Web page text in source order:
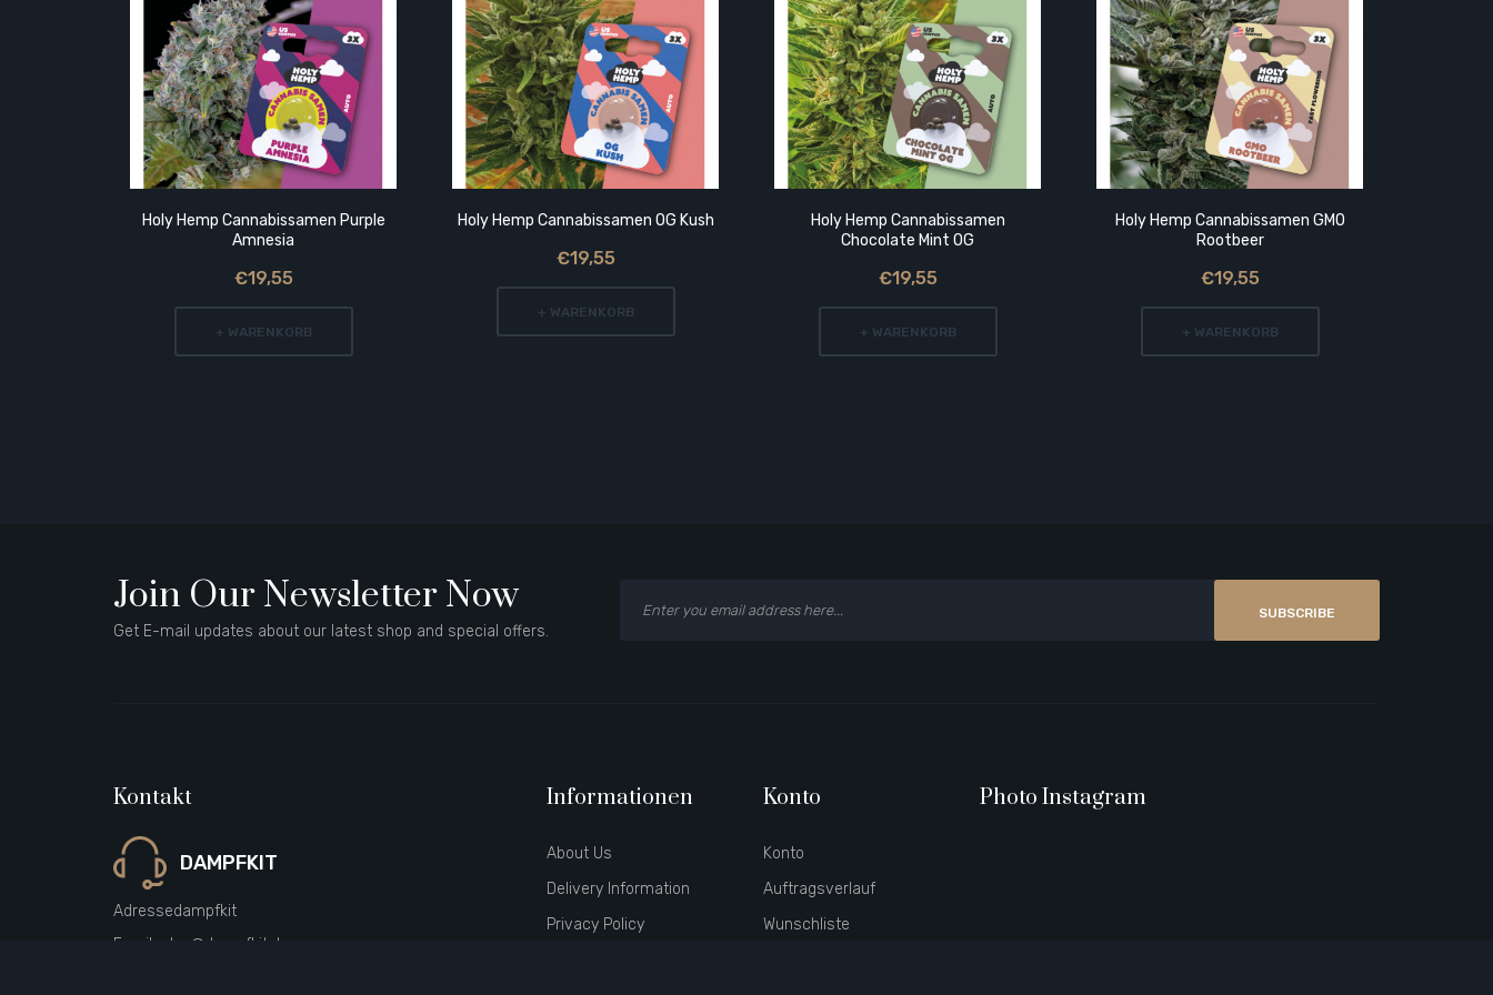
Holy Hemp Cannabissamen Purple
Amnesia
€19,55
+ WARENKORB
Holy Hemp Cannabissamen OG Kush
€19,55
+ WARENKORB
Holy Hemp Cannabissamen
Chocolate Mint OG
€19,55
+ WARENKORB
Holy Hemp Cannabissamen GMO
Rootbeer
€19,55
+ WARENKORB
Join Our Newsletter Now
Get E-mail updates about our latest shop and special offers.
SUBSCRIBE
Kontakt
DAMPFKIT
Adressedampfkit
Email sales@dampfkit.de
Informationen
About Us
Delivery Information
Privacy Policy
Konto
Konto
Auftragsverlauf
Wunschliste
Photo Instagram